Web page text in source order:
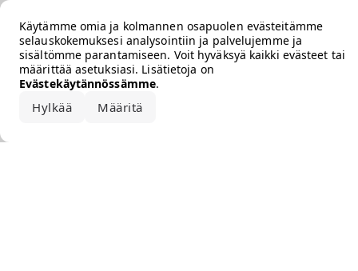
Käytämme omia ja kolmannen osapuolen evästeitämme
selauskokemuksesi analysointiin ja palvelujemme ja
sisältömme parantamiseen. Voit hyväksyä kaikki evästeet tai
määrittää asetuksiasi. Lisätietoja on
Evästekäytännössämme.
Hylkää Määritä
Error loading the brand